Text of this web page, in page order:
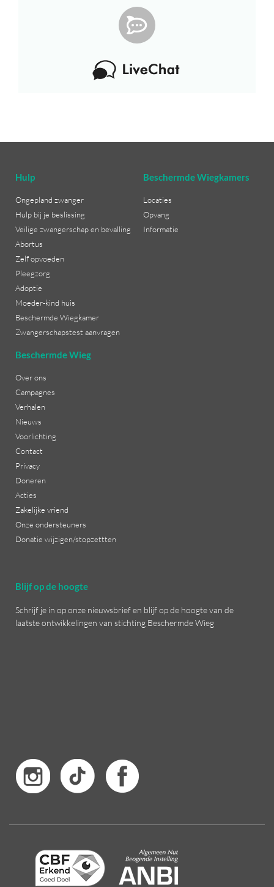
Hulp
Ongepland zwanger
Hulp bij je beslissing
Veilige zwangerschap en bevalling
Abortus
Zelf opvoeden
Pleegzorg
Adoptie
Moeder-kind huis
Beschermde Wiegkamer
Zwangerschapstest aanvragen
Beschermde Wiegkamers
Locaties
Opvang
Informatie
Beschermde Wieg
Over ons
Campagnes
Verhalen
Nieuws
Voorlichting
Contact
Privacy
Doneren
Acties
Zakelijke vriend
Onze ondersteuners
Donatie wijzigen/stopzettten
Blijf op de hoogte
Schrijf je in op onze nieuwsbrief en blijf op de hoogte van de
laatste ontwikkelingen van stichting Beschermde Wieg